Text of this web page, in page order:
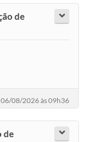
de
08/2026 às 09h36
de